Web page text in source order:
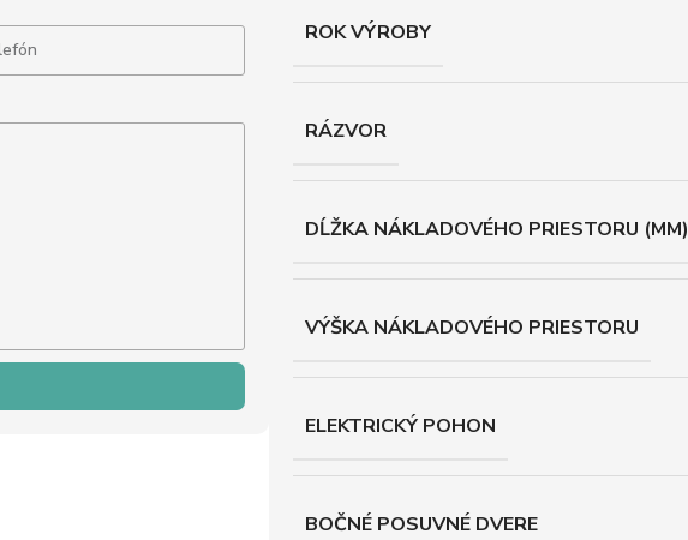
ROK VÝROBY
RÁZVOR
DĹŽKA NÁKLADOVÉHO PRIESTORU (MM)
VÝŠKA NÁKLADOVÉHO PRIESTORU
ELEKTRICKÝ POHON
BOČNÉ POSUVNÉ DVERE